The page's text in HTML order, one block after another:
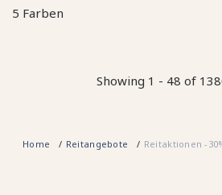
5 Farben
Showing 1 - 48 of
Home Reitangebote Reitaktionen -